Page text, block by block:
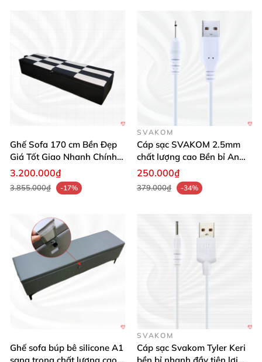
Đừng chần chừ! Mua ngay sản phẩm sạc chính hãng
Svakom Siime để tận hưởng dịch vụ và chất lượng
hoàn hảo nhất! 🚀🛒
Ghế Sofa 170 cm Bền Đẹp
Giá Tốt Giao Nhanh Chính
Hãng
3.200.000₫
3.855.000₫ -17%
SVAKOM
Cáp sạc SVAKOM 2.5mm
chất lượng cao Bền bỉ An
toàn Giá tốt
250.000₫
379.000₫ -34%
Ghế sofa búp bê silicone A1
SVAKOM
Cáp sạc Svakom Tyler Keri